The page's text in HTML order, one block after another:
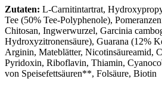
Zutaten: L-Carnitintartrat,
Tee (50% Tee-Polyphenole),
Chitosan, Ingwerwurzel, Garcinia
Hydroxyzitronensäure), Guarana (12%
Arginin, Mateblätter, Nicotinsäureamid,
Pyridoxin, Riboflavin, Thiamin,
von Speisefettsäuren**, Folsäure, Biotin